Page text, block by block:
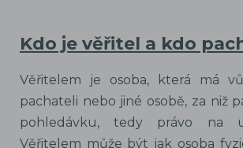
Kdo je věřitel a kdo
Věřitelem je osoba, která má
pachateli nebo jiné osobě, za niž
pohledávku, tedy právo na
Věřitelem může být jak osoba